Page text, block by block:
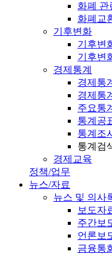
화폐 관
화폐교
기후변화
기후변
기후변
경제통계
경제통
경제통
주요통
통계공
통계조
통계검
경제교육
정책/업무
뉴스/자료
뉴스 및 의사
보도자
주간보
언론보
금융통